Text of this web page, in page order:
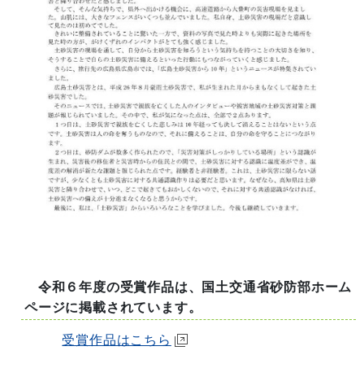
令和６年度の受賞作品は、国土交通省砂防部ホーム
ページに掲載されています。
受賞作品はこちら